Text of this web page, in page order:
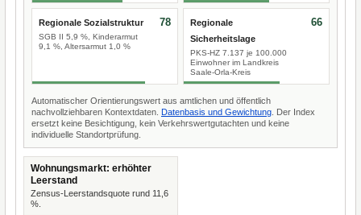
Regionale Sozialstruktur
SGB II 5,9 %, Kinderarmut
9,1 %, Altersarmut 1,0 %
78
Regionale
Sicherheitslage
PKS-HZ 7.137 je 100.000
Einwohner im Landkreis
Saale-Orla-Kreis
66
Automatischer Orientierungswert aus amtlichen und öffentlich
nachvollziehbaren Kontextdaten. Datenbasis und Gewichtung . Der Index
ersetzt keine Besichtigung, kein Verkehrswertgutachten und keine
individuelle Standortprüfung.
Wohnungsmarkt: erhöhter
Leerstand
Zensus-Leerstandsquote rund 11,6
%.